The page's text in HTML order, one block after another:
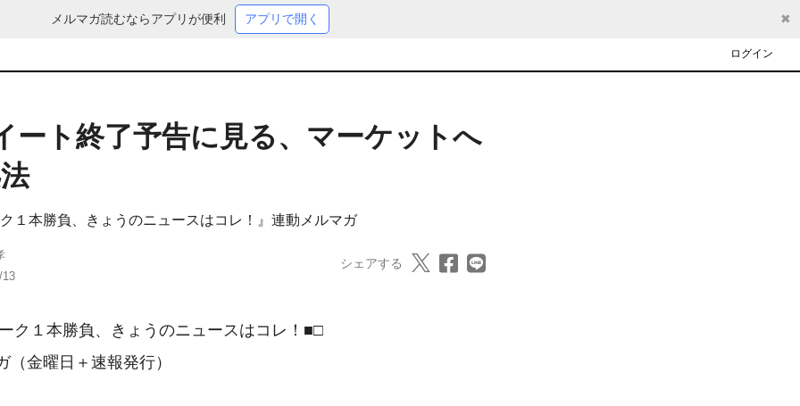
メルマガ読むならアプリが便利 アプリで開く ✖
ログイン
ート終了予告に見る、マーケットへ
１本勝負、きょうのニュースはコレ！』連動メルマガ
13
シェアする
ーク１本勝負、きょうのニュースはコレ！■□
（金曜日＋速報発行）